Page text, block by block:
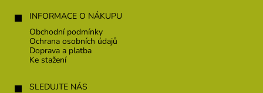
INFORMACE O NÁKUPU
Obchodní podmínky
Ochrana osobních údajů
Doprava a platba
Ke stažení
SLEDUJTE NÁS